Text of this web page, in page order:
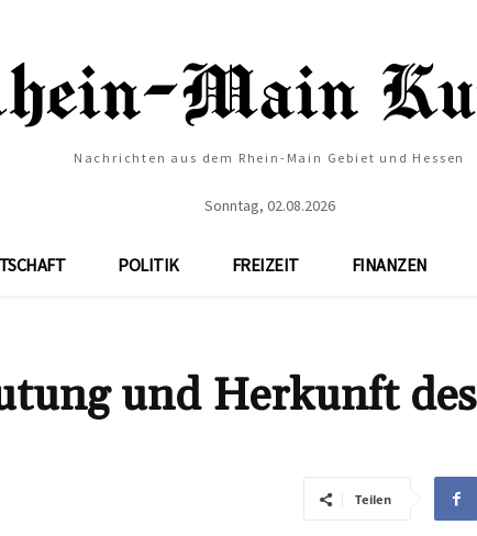
Nachrichten aus dem Rhein-Main Gebiet und Hessen
Sonntag, 02.08.2026
POLITIK FREIZEIT FINANZEN
und Herkunft des
Teilen